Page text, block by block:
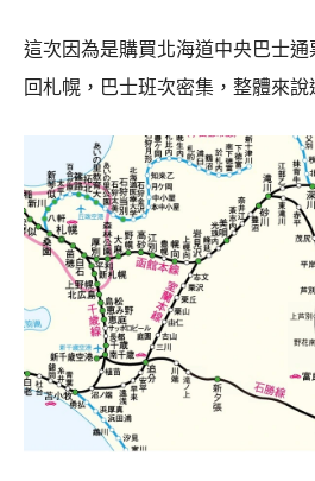
這次因為是購買北海道中央巴士
回札幌，巴士班次密集，整體來說